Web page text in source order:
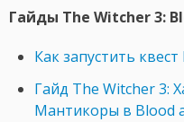
Гайды The Witcher 3:
Как запустить
Гайд The Witcher 3:
Мантикоры в Blood